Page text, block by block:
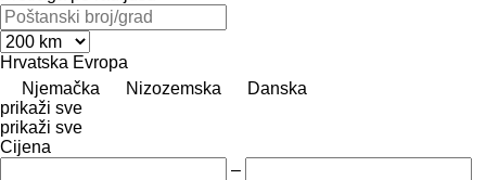
Hrvatska Evropa
Njemačka
Nizozemska
Danska
prikaži sve
prikaži sve
Cijena
–